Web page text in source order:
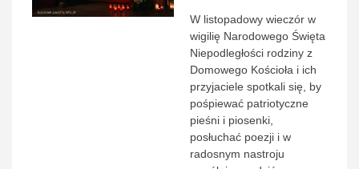
W listopadowy wieczór w
wigilię Narodowego Święta
Niepodległości rodziny z
Domowego Kościoła i ich
przyjaciele spotkali się, by
pośpiewać patriotyczne
pieśni i piosenki,
posłuchać poezji i w
radosnym nastroju